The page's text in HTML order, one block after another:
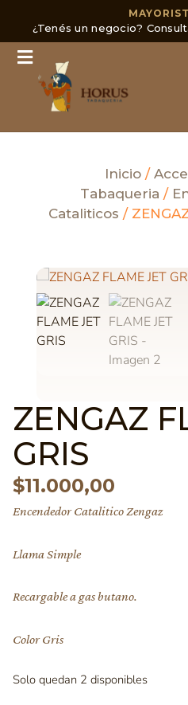
¿Tenés un negocio?
Inicio/
Tabaqueria /
Cataliticos /
ZENGAZ
GRIS
$11.000,00
Encendedor Catalitico Zengaz
Llama Simple
Recargable a gas butano.
Color Gris
Solo quedan 2 disponibles